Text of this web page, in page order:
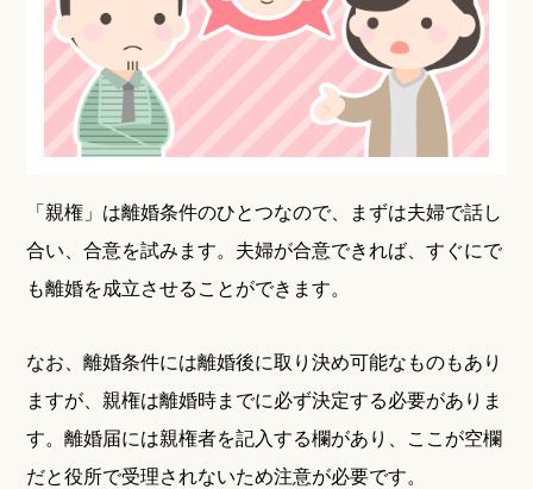
「親権」は離婚条件のひとつなので、まずは夫婦で話し
合い、合意を試みます。夫婦が合意できれば、すぐにで
も離婚を成立させることができます。
なお、離婚条件には離婚後に取り決め可能なものもあり
ますが、親権は離婚時までに必ず決定する必要がありま
す。離婚届には親権者を記入する欄があり、ここが空欄
だと役所で受理されないため注意が必要です。